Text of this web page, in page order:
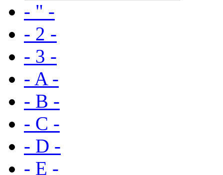
- " -
- 2 -
- 3 -
- A -
- B -
- C -
- D -
- E -